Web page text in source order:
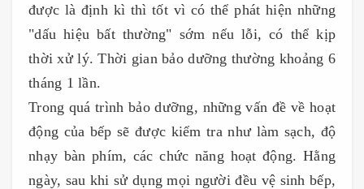
được là định kì thì tốt vì có thể phát hiện những
"dấu hiệu bất thường" sớm nếu lỗi, có thể kịp
thời xử lý. Thời gian bảo dưỡng thường khoảng 6
tháng 1 lần.
Trong quá trình bảo dưỡng, những vấn đề về hoạt
động của bếp sẽ được kiểm tra như làm sạch, độ
nhạy bàn phím, các chức năng hoạt động. Hằng
ngày, sau khi sử dụng mọi người đều vệ sinh bếp,